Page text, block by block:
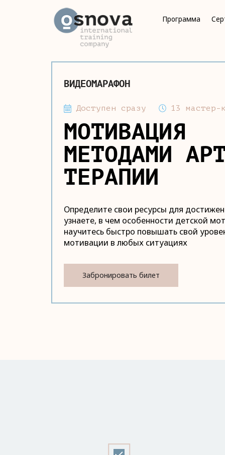
Программа
ВИДЕОМАРАФОН
Доступен сразу 13 мастер-
МОТИВАЦИЯ
МЕТОДАМИ
ТЕРАПИИ
Определите свои ресурсы для
узнаете, в чем особенности детской
научитесь быстро повышать свой
мотивации в любых ситуациях
Забронировать билет